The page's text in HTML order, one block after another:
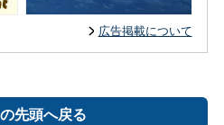
広告掲載について
先頭へ戻る